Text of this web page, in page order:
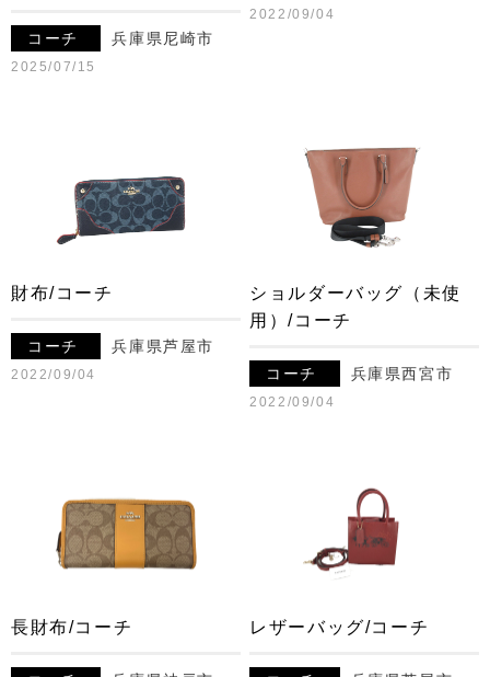
コーチ 兵庫県尼崎市
2025/07/15
2022/09/04
財布/コーチ
コーチ 兵庫県芦屋市
2022/09/04
ショルダーバッグ（未使
用）/コーチ
コーチ 兵庫県西宮市
2022/09/04
長財布/コーチ レザーバッグ/コーチ